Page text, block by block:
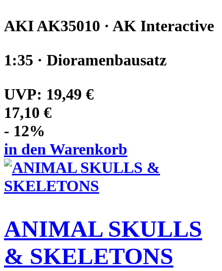
AKI AK35010 · AK Interactive
1:35 · Dioramenbausatz
UVP: 19,49 €
17,10 €
- 12%
in den Warenkorb
ANIMAL SKULLS
& SKELETONS